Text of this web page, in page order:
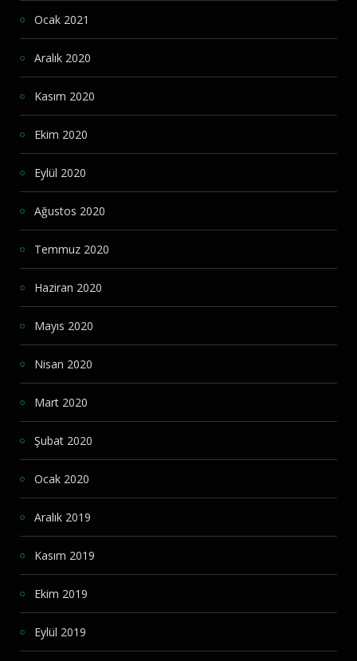
Ocak 2021
Aralık 2020
Kasım 2020
Ekim 2020
Eylül 2020
Ağustos 2020
Temmuz 2020
Haziran 2020
Mayıs 2020
Nisan 2020
Mart 2020
Şubat 2020
Ocak 2020
Aralık 2019
Kasım 2019
Ekim 2019
Eylül 2019